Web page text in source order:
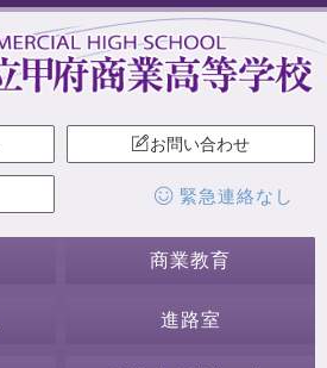
お問い合わせ
緊急連絡なし
商業教育
進路室